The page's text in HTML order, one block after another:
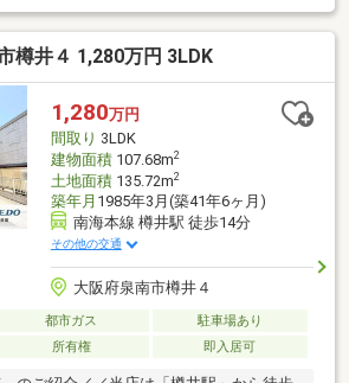
相談会 実施中！】物件探しだけでなく、
、火災保険等、皆様の気になる疑問にお
南市のおうち探しはお任せください！
】「見学予約する」「資料請求する」か
時間受付中！ネットに掲載していない物件
お電話」「資料請求する」からお気軽にお
樽井４ 1,280万円 3LDK
1,280万円
間取り 3LDK
建物面積107.68m2
土地面積135.72m2
築年月 1985年3月(築41年6ヶ月)
南海本線 樽井駅 徒歩14分
その他の交通
大阪府泉南市樽井４
都市ガス
駐車場あり
所有権 即入居可